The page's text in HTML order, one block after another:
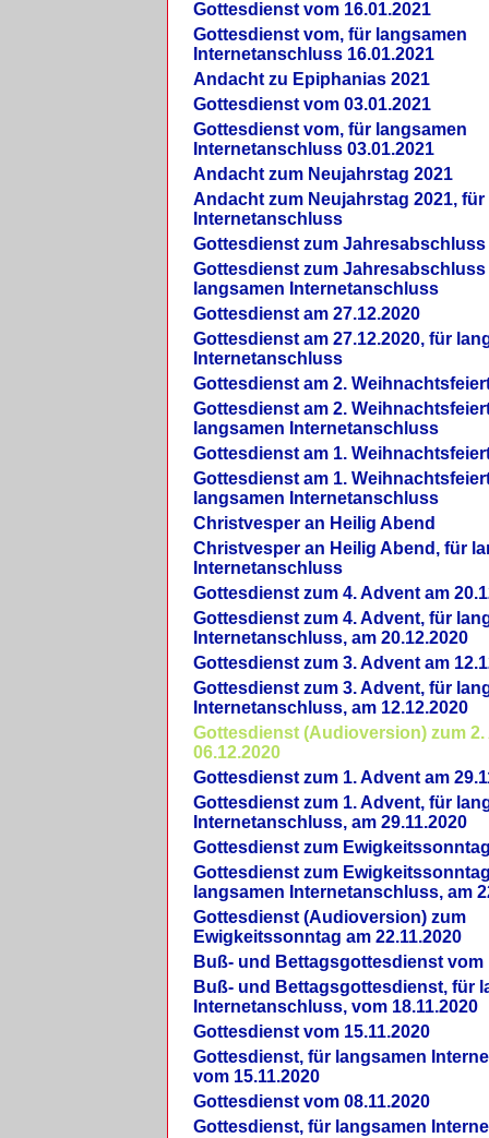
Gottesdienst vom 16.01.2021
Gottesdienst vom, für langsamen
Internetanschluss 16.01.2021
Andacht zu Epiphanias 2021
Gottesdienst vom 03.01.2021
Gottesdienst vom, für langsamen
Internetanschluss 03.01.2021
Andacht zum Neujahrstag 2021
Andacht zum Neujahrstag 2021,
Internetanschluss
Gottesdienst zum Jahresabschluss
Gottesdienst zum Jahresabschluss
langsamen Internetanschluss
Gottesdienst am 27.12.2020
Gottesdienst am 27.12.2020, für
Internetanschluss
Gottesdienst am 2.
Gottesdienst am 2.
langsamen Internetanschluss
Gottesdienst am 1.
Gottesdienst am 1.
langsamen Internetanschluss
Christvesper an Heilig Abend
Christvesper an Heilig Abend, für
Internetanschluss
Gottesdienst zum 4. Advent am
Gottesdienst zum 4. Advent, für
Internetanschluss, am 20.12.2020
Gottesdienst zum 3. Advent am
Gottesdienst zum 3. Advent, für
Internetanschluss, am 12.12.2020
Gottesdienst (Audioversion) zum 2.
06.12.2020
Gottesdienst zum 1. Advent am
Gottesdienst zum 1. Advent, für
Internetanschluss, am 29.11.2020
Gottesdienst zum
Gottesdienst zum
langsamen Internetanschluss, am
Gottesdienst (Audioversion) zum
Ewigkeitssonntag am 22.11.2020
Buß- und Bettagsgottesdienst vom
Buß- und Bettagsgottesdienst, für
Internetanschluss, vom 18.11.2020
Gottesdienst vom 15.11.2020
Gottesdienst, für langsamen
vom 15.11.2020
Gottesdienst vom 08.11.2020
Gottesdienst, für langsamen